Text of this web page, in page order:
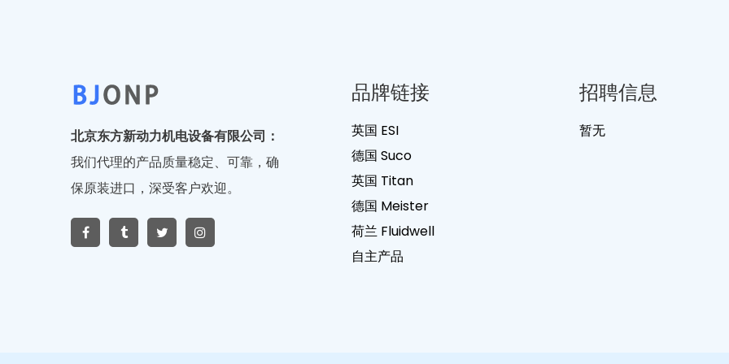
北京东方新动力机电设备有限公司：
我们代理的产品质量稳定、可靠，确
保原装进口，深受客户欢迎。
品牌链接
英国 ESI
德国 Suco
英国 Titan
德国 Meister
荷兰 Fluidwell
自主产品
招聘信息
暂无